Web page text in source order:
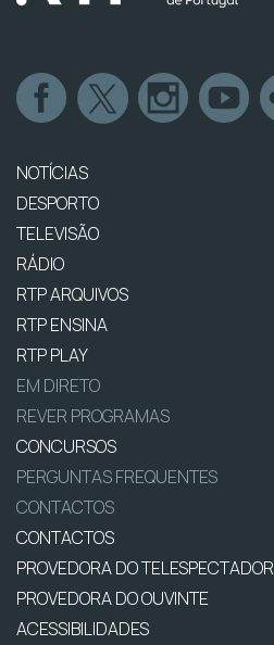
NOTÍCIAS
DESPORTO
TELEVISÃO
RÁDIO
RTP ARQUIVOS
RTP ENSINA
RTP PLAY
EM DIRETO
REVER PROGRAMAS
CONCURSOS
PERGUNTAS FREQUENTES
CONTACTOS
CONTACTOS
PROVEDORA DO TELESPECTADOR
PROVEDORA DO OUVINTE
ACESSIBILIDADES